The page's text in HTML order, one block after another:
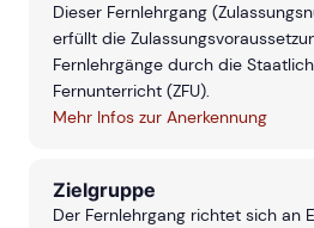
Dieser Fernlehrgang
erfüllt die
Fernlehrgänge durch die
Fernunterricht (ZFU).
Mehr Infos zur Anerkennung
Zielgruppe
Der Fernlehrgang richtet sich an